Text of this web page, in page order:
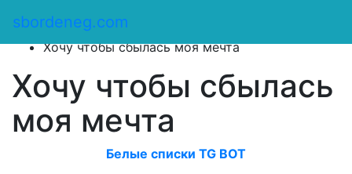
sbordeneg.com
Оказать помощь
Хочу чтобы сбылась моя мечта
Хочу чтобы сбылась
моя мечта
Белые списки TG BOT